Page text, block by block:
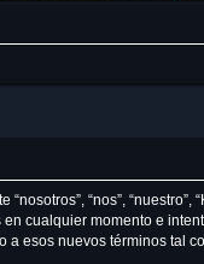
“nos”,
cualquier momento e
esos nuevos términos tal